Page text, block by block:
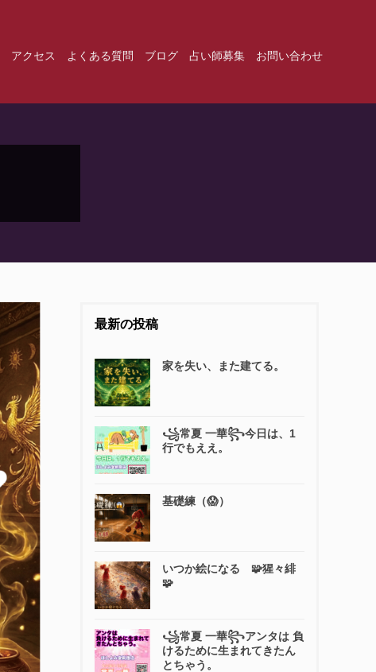
アクセス よくある質問 ブログ 占い師募集 お問い合わせ
最新の投稿
家を失い、また建てる。
꧁常夏 一華꧂今日は、1
行でもええ。
基礎練（😱）
いつか絵になる 🧩猩々緋
🧩
꧁常夏 一華꧂アンタは 負
けるために生まれてきたん
とちゃう。